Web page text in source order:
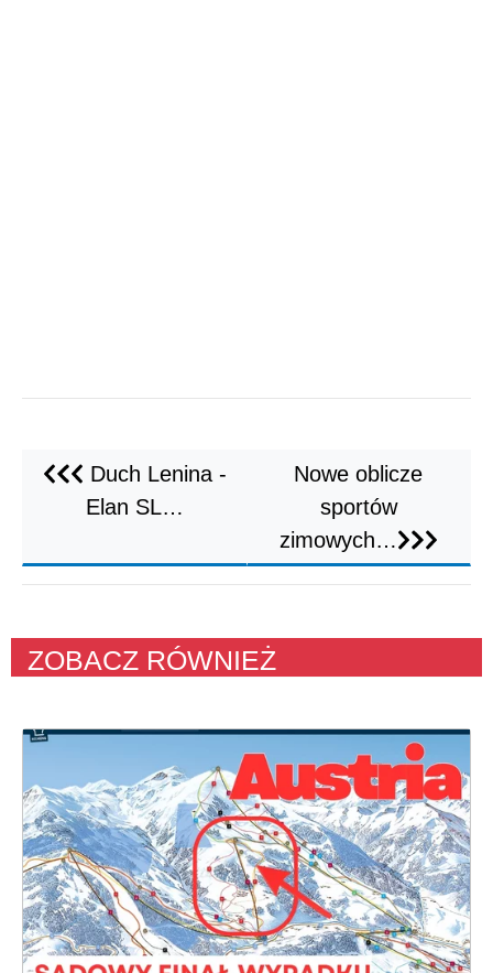
Duch Lenina -
Elan SL…
Nowe oblicze
sportów
zimowych…
ZOBACZ RÓWNIEŻ